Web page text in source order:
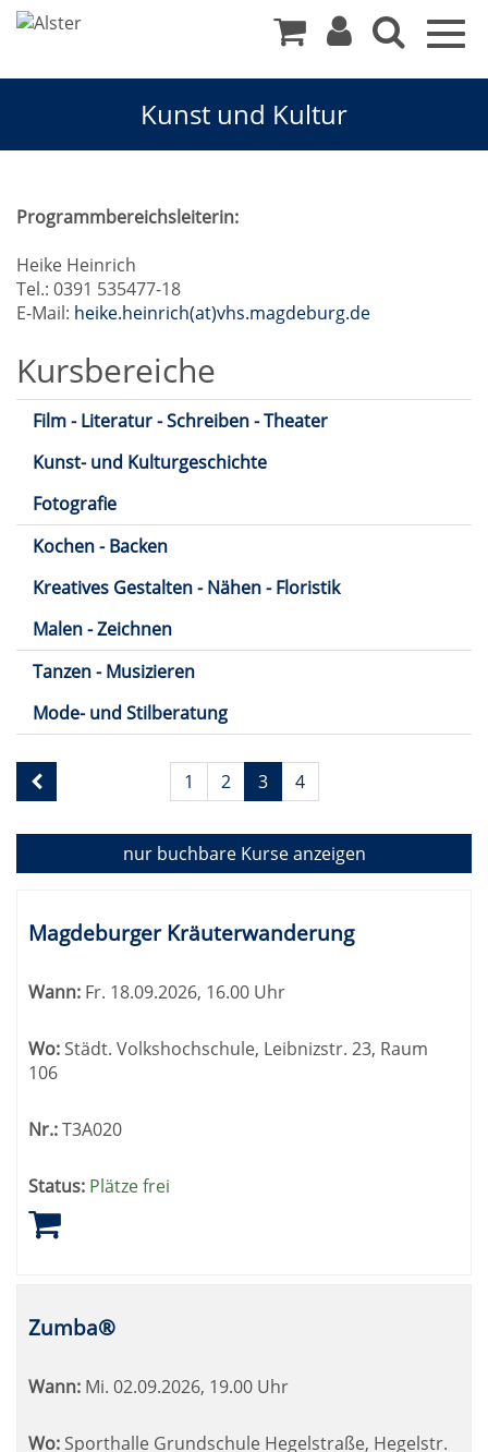
Kunst und Kultur
Kunst
und
Kultur
Programmbereichsleiterin:
Heike Heinrich
Tel.: 0391 535477-18
E-Mail: heike.heinrich(at)vhs.magdeburg.de
Kursbereiche
Film - Literatur - Schreiben - Theater
Kunst- und Kulturgeschichte
Fotografie
Kochen - Backen
Kreatives Gestalten - Nähen - Floristik
Malen - Zeichnen
Tanzen - Musizieren
Mode- und Stilberatung
Seite
3
1 2 3 4
nur buchbareKurse anzeigen
Tabellenüberschriften
können
werden.
Magdeburger Kräuterwanderung
Wann: Fr. 18.09.2026, 16.00 Uhr
Wo:Städt. Volkshochschule, Leibnizstr. 23, Raum
106
Nr.:T3A020
Status: Plätze frei
Zumba®
Wann: Mi. 02.09.2026, 19.00 Uhr
Wo: Sporthalle Grundschule Hegelstraße, Hegelstr.